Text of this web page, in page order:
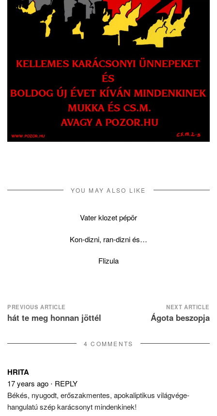
YOU MAY ALSO LIKE
Vater klozet pépör
Kon-dizni, ran-dizni és…
Flizula
Post
navigation
PREVIOUS ARTICLE
hát te meg honnan jöttél
NEXT ARTICLE
Ágota beszopja
4 COMMENTS
HRITA
17 years ago ⋅ REPLY
Békés, nyugodt, erőszakmentes, apokaliptikus világvége-
hangulatú szép karácsonyt mindenkinek!